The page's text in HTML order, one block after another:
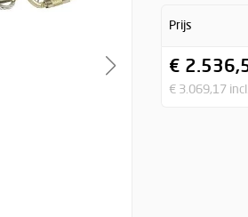
Prijs
€
€ 3.069,17